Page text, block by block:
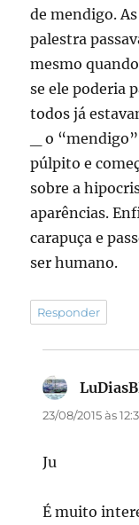
de mendigo.
palestra
mesmo
se ele poderia
todos já
_ o
púlpito e
sobre a
aparências.
carapuça e
ser humano.
Responder
23/08/2015 às
Ju
É muito